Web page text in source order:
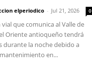
elperiodico - Jul 21, 2026 0
que comunica al Valle de
Oriente antioqueño tendrá
durante la noche debido a
en...